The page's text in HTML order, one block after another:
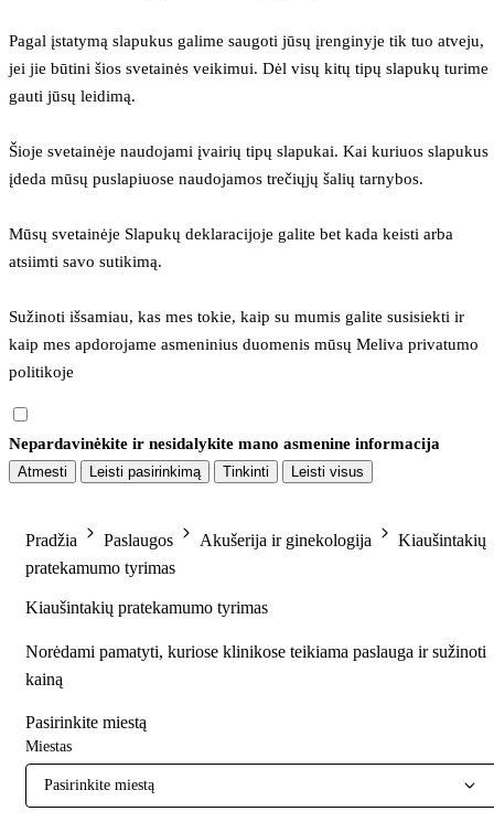
Pagal įstatymą slapukus galime saugoti jūsų įrenginyje tik tuo atveju,
jei jie būtini šios svetainės veikimui. Dėl visų kitų tipų slapukų turime
gauti jūsų leidimą.
Šioje svetainėje naudojami įvairių tipų slapukai. Kai kuriuos slapukus
įdeda mūsų puslapiuose naudojamos trečiųjų šalių tarnybos.
Mūsų svetainėje Slapukų deklaracijoje galite bet kada keisti arba
atsiimti savo sutikimą.
Sužinoti išsamiau, kas mes tokie, kaip su mumis galite susisiekti ir
kaip mes apdorojame asmeninius duomenis mūsų Meliva privatumo
politikoje
Nepardavinėkite ir nesidalykite mano asmenine informacija
Atmesti Leisti pasirinkimą Tinkinti Leisti visus
Pradžia Paslaugos Akušerija ir ginekologija
Kiaušintakių
pratekamumo tyrimas
Kiaušintakių pratekamumo tyrimas
Norėdami pamatyti, kuriose klinikose teikiama paslauga ir sužinoti
kainą
Pasirinkite miestą
Miestas
Pasirinkite miestą